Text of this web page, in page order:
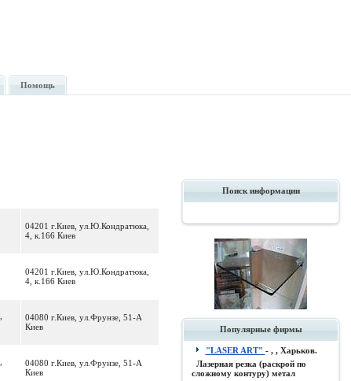
Помощь
04201 г.Киев, ул.Ю.Кондратюка,
4, к.166 Киев
04201 г.Киев, ул.Ю.Кондратюка,
4, к.166 Киев
04080 г.Киев, ул.Фрунзе, 51-А
Киев
04080 г.Киев, ул.Фрунзе, 51-А
Киев
Поиск информации
Популярные фирмы
"LASER ART" - , , Харьков.
Лазерная резка (раскрой по
сложному контуру) метал